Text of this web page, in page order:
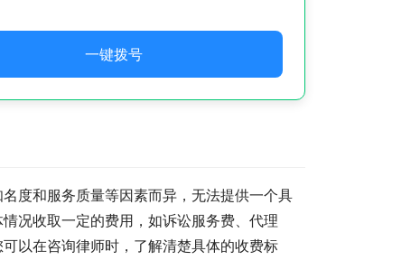
一键拨号
度和服务质量等因素而异，无法提供一个具
况收取一定的费用，如诉讼服务费、代理
以在咨询律师时，了解清楚具体的收费标